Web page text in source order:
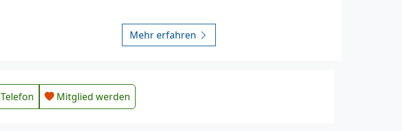
Mehr erfahren
Telefon Mitglied werden